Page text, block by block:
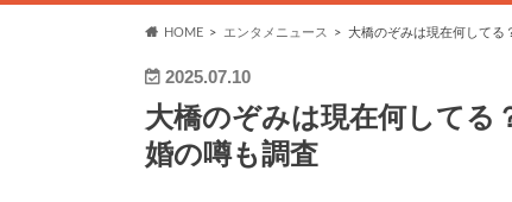
HOME エンタメニュース 大橋のぞみは現在何してる
2025.07.10
大橋のぞみは現在何してる
婚の噂も調査